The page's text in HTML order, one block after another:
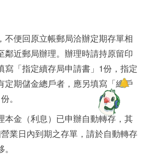
不便回原立帳郵局洽辦定期存單相
鄰近郵局辦理。辦理時請持原留印
寫「指定續存局申請書」1份，指定
定期儲金總戶者，應另填寫「總戶
。
本金（利息）已申辦自動轉存，其
業日內到期之存單，請於自動轉存